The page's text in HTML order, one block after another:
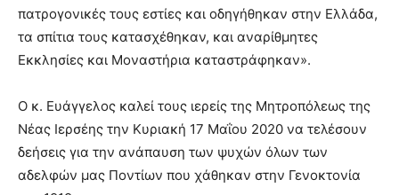
πατρογονικές τους εστίες και οδηγήθηκαν στην Ελλάδα,
τα σπίτια τους κατασχέθηκαν, και αναρίθµητες
Εκκλησίες και Μοναστήρια καταστράφηκαν».
Ο κ. Ευάγγελος καλεί τους ιερείς της Μητροπόλεως της
Νέας Ιερσέης την Κυριακή 17 Μαΐου 2020 να τελέσουν
δεήσεις για την ανάπαυση των ψυχών όλων των
αδελφών µας Ποντίων που χάθηκαν στην Γενοκτονία